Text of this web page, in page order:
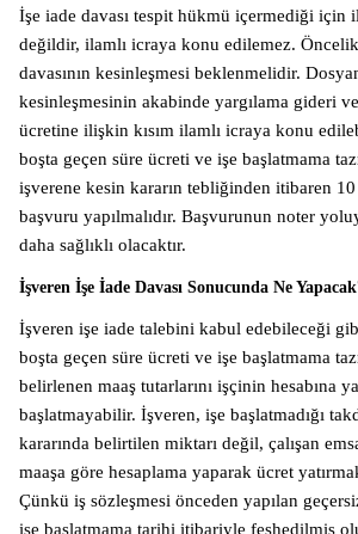
İşe iade davası tespit hükmü içermediği için
değildir, ilamlı icraya konu edilemez.
davasının kesinleşmesi beklenmelidir.
kesinleşmesinin akabinde yargılama gideri
ücretine ilişkin kısım ilamlı icraya konu
boşta geçen süre ücreti ve işe başlatmama
işverene kesin kararın tebliğinden itibaren
başvuru yapılmalıdır. Başvurunun noter
daha sağlıklı olacaktır.
İşveren İşe İade Davası Sonucunda Ne
İşveren işe iade talebini kabul edebileceği
boşta geçen süre ücreti ve işe başlatmama
belirlenen maaş tutarlarını işçinin hesabına
başlatmayabilir. İşveren, işe başlatmadığı
kararında belirtilen miktarı değil, çalışan
maaşa göre hesaplama yaparak ücret
Çünkü iş sözleşmesi önceden yapılan
işe başlatmama tarihi itibariyle feshedilmiş